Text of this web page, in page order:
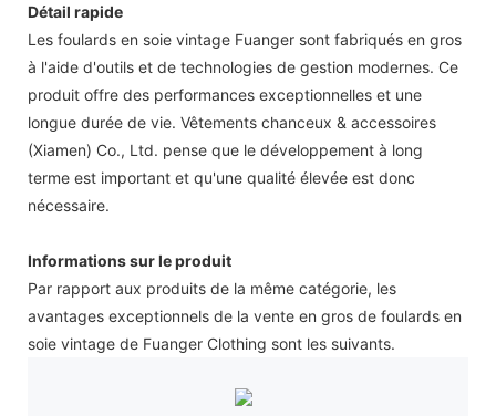
Détail rapide
Les foulards en soie vintage Fuanger sont fabriqués en gros
à l'aide d'outils et de technologies de gestion modernes. Ce
produit offre des performances exceptionnelles et une
longue durée de vie. Vêtements chanceux & accessoires
(Xiamen) Co., Ltd. pense que le développement à long
terme est important et qu'une qualité élevée est donc
nécessaire.
Informations sur le produit
Par rapport aux produits de la même catégorie, les
avantages exceptionnels de la vente en gros de foulards en
soie vintage de Fuanger Clothing sont les suivants.